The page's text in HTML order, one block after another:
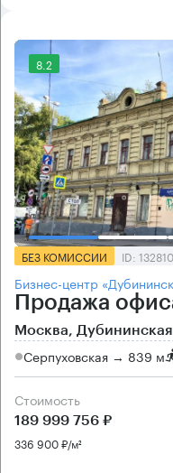
8.2
БЕЗ КОМИССИИ ID:
Бизнес-центр
Продажа
Москва,
Серпуховская → 839 м
Стоимость
189 999 756 ₽
336 900 ₽/м²